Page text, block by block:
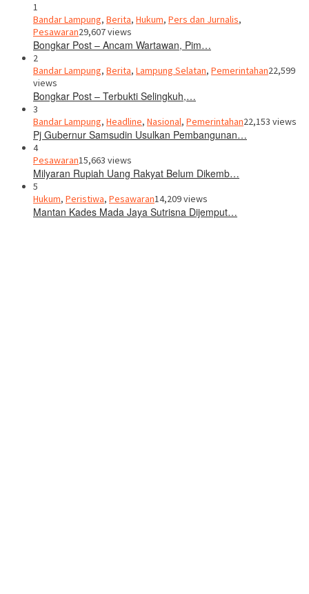
1
Bandar Lampung, Berita, Hukum, Pers dan Jurnalis,
Pesawaran29,607 views
Bongkar Post – Ancam Wartawan, Pim…
2
Bandar Lampung, Berita, Lampung Selatan, Pemerintahan22,599
views
Bongkar Post – Terbukti Selingkuh,…
3
Bandar Lampung, Headline, Nasional, Pemerintahan22,153 views
Pj Gubernur Samsudin Usulkan Pembangunan…
4
Pesawaran15,663 views
Milyaran Rupiah Uang Rakyat Belum Dikemb…
5
Hukum, Peristiwa, Pesawaran14,209 views
Mantan Kades Mada Jaya Sutrisna Dijemput…